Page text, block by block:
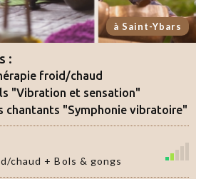
à Saint-Ybars
:
froid/chaud
"Vibration et sensation"
chantants "Symphonie vibratoire"
chaud + Bols & gongs